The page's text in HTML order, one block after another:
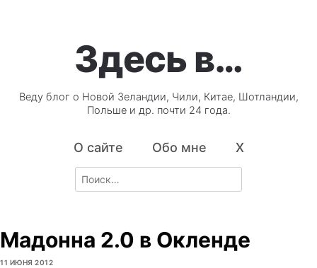
Здесь в…
Веду блог о Новой Зеландии, Чили, Китае, Шотландии,
Польше и др. почти 24 года.
О сайте Обо мне X
Search
for:
Мадонна 2.0 в Окленде
11 ИЮНЯ 2012